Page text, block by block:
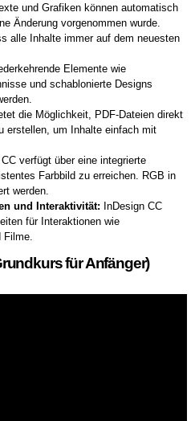
und Grafiken können automatisch
Änderung vorgenommen wurde.
alle Inhalte immer auf dem neuesten
Elemente wie
und schablonierte Designs
die Möglichkeit, PDF-Dateien direkt
erstellen, um Inhalte einfach mit
CC verfügt über eine integrierte
Farbbild zu erreichen. RGB in
werden.
und Interaktivität: InDesign CC
für Interaktionen wie
für Anfänger)